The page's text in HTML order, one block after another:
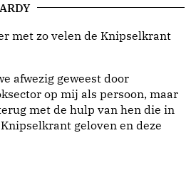
met zo velen de Knipselkrant
afwezig geweest door
op mij als persoon, maar
met de hulp van hen die in
geloven en deze